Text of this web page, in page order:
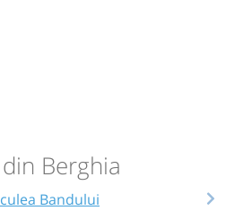
Berghia
Bandului